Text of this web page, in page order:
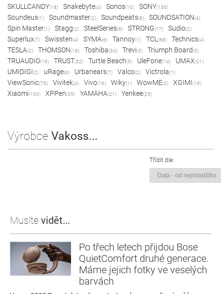
SKULLCANDY(18) Snakebyte(4) Sonos(10) SONY(136)
Soundeus(1) Soundmaster(2) Soundpeats(8) SOUNDSATION(4)
Spin Master(1) Stagg(2) SteelSeries(8) STRONG(17) Sudio(2)
Superlux(7) Swissten(4) SYMA(6) Tannoy(1) TCL (68) Technics(4)
TESLA(2) THOMSON(18) Toshiba(34) Trevi(3) Triumph Board(5)
TRUAUDIO(19) TRUST(32) Turtle Beach(5) UleFone(14) UMAX(21)
UMIDIGI(2) uRage(6) Urbanears(7) Valco(2) Victrola(1)
ViewSonic(75) Vivitek(4) Vivo(16) Wiky(1) WowME(2) XGIMI(19)
Xiaomi(100) XPPen(35) YAMAHA(21) Yenkee(25)
Výrobce Vakoss...
Třídit dle:
Musíte vidět...
Po třech letech přijdou Bose
QuietComfort druhé generace.
Máme jejich fotky ve veselých
barvách